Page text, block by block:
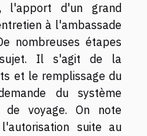
l'apport d'un grand
à l'ambassade
nombreuses étapes
Il s'agit de la
et le remplissage du
du système
de voyage. On note
suite au